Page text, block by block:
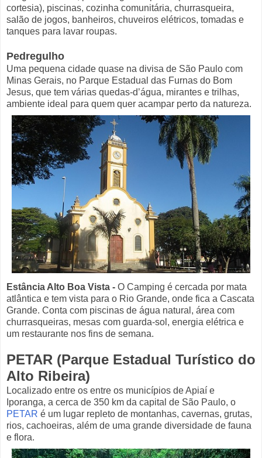
cortesia), piscinas, cozinha comunitária, churrasqueira,
salão de jogos, banheiros, chuveiros elétricos, tomadas e
tanques para lavar roupas.
Pedregulho
Uma pequena cidade quase na divisa de São Paulo com
Minas Gerais, no Parque Estadual das Furnas do Bom
Jesus, que tem várias quedas-d’água, mirantes e trilhas,
ambiente ideal para quem quer acampar perto da natureza.
Estância Alto Boa Vista - O Camping é cercada por mata
atlântica e tem vista para o Rio Grande, onde fica a Cascata
Grande. Conta com piscinas de água natural, área com
churrasqueiras, mesas com guarda-sol, energia elétrica e
um restaurante nos fins de semana.
PETAR (Parque Estadual Turístico do
Alto Ribeira)
Localizado entre os entre os municípios de Apiaí e
Iporanga, a cerca de 350 km da capital de São Paulo, o
PETAR é um lugar repleto de montanhas, cavernas, grutas,
rios, cachoeiras, além de uma grande diversidade de fauna
e flora.